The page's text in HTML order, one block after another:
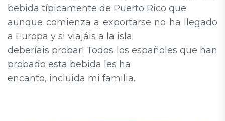
bebida típicamente de Puerto Rico que
aunque comienza a exportarse no ha llegado
a Europa y si viajáis a la isla
deberíais probar! Todos los españoles que han
probado esta bebida les ha
encanto, incluida mi familia.